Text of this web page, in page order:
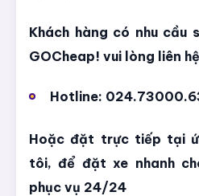
Khách hàng có nhu cầu
GOCheap! vui lòng liên
Hotline:
Hoặc đặt trực tiếp tại
tôi, để đặt xe nhanh
phục vụ 24/24